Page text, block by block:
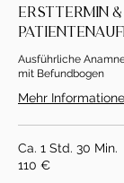
Ersttermin &
Ausführliche
mit Befundbogen
Mehr
Ca. 1 Std. 30 Min.
110 €